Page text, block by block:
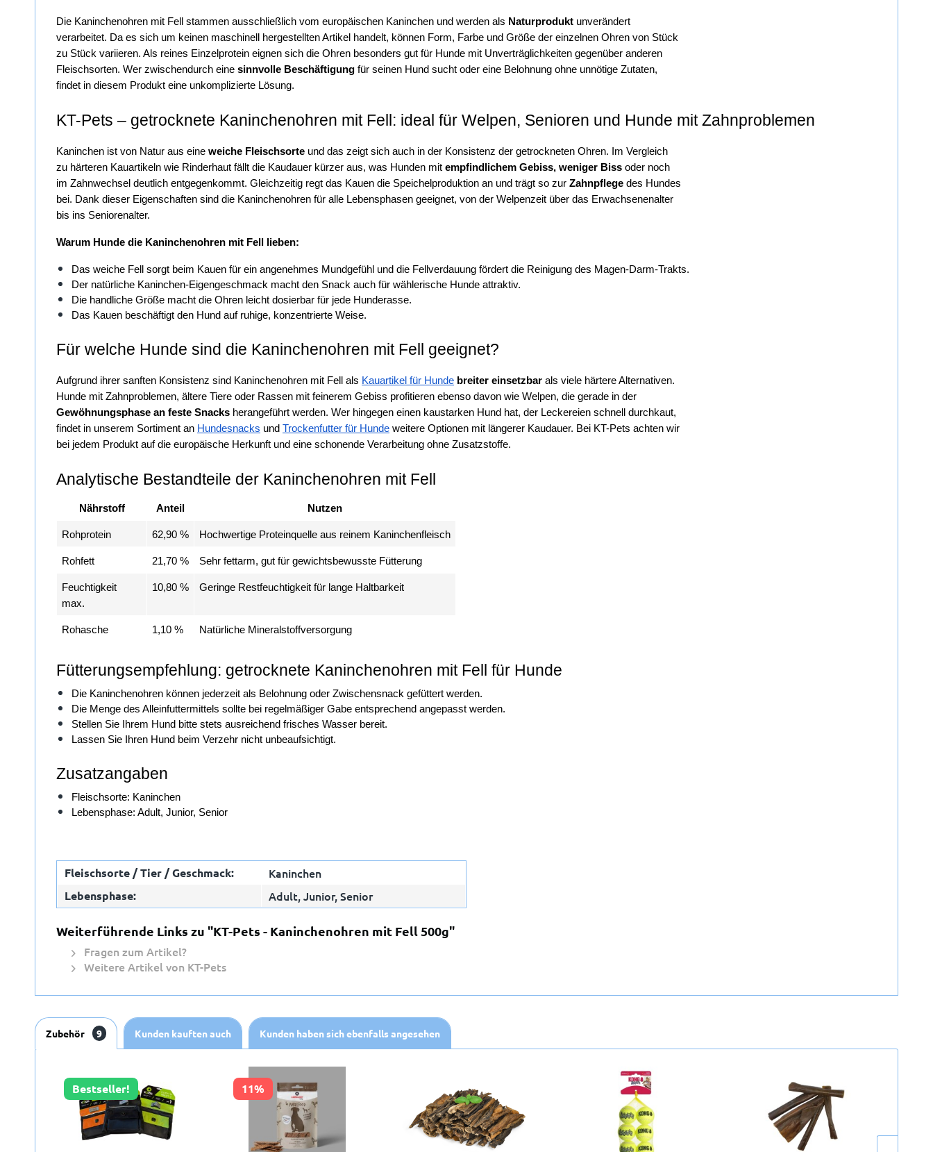
Die Kaninchenohren mit Fell stammen ausschließlich vom europäischen Kaninchen und werden als Naturprodukt unverändert
verarbeitet. Da es sich um keinen maschinell hergestellten Artikel handelt, können Form, Farbe und Größe der einzelnen Ohren von Stück
zu Stück variieren. Als reines Einzelprotein eignen sich die Ohren besonders gut für Hunde mit Unverträglichkeiten gegenüber anderen
Fleischsorten. Wer zwischendurch eine sinnvolle Beschäftigung für seinen Hund sucht oder eine Belohnung ohne unnötige Zutaten,
findet in diesem Produkt eine unkomplizierte Lösung.
KT-Pets – getrocknete Kaninchenohren mit Fell: ideal für Welpen, Senioren und Hunde mit Zahnproblemen
Kaninchen ist von Natur aus eine weiche Fleischsorte und das zeigt sich auch in der Konsistenz der getrockneten Ohren. Im Vergleich
zu härteren Kauartikeln wie Rinderhaut fällt die Kaudauer kürzer aus, was Hunden mit empfindlichem Gebiss, weniger Biss oder noch
im Zahnwechsel deutlich entgegenkommt. Gleichzeitig regt das Kauen die Speichelproduktion an und trägt so zur Zahnpflege des Hundes
bei. Dank dieser Eigenschaften sind die Kaninchenohren für alle Lebensphasen geeignet, von der Welpenzeit über das Erwachsenenalter
bis ins Seniorenalter.
Warum Hunde die Kaninchenohren mit Fell lieben:
Das weiche Fell sorgt beim Kauen für ein angenehmes Mundgefühl und die Fellverdauung fördert die Reinigung des Magen-Darm-Trakts.
Der natürliche Kaninchen-Eigengeschmack macht den Snack auch für wählerische Hunde attraktiv.
Die handliche Größe macht die Ohren leicht dosierbar für jede Hunderasse.
Das Kauen beschäftigt den Hund auf ruhige, konzentrierte Weise.
Für welche Hunde sind die Kaninchenohren mit Fell geeignet?
Aufgrund ihrer sanften Konsistenz sind Kaninchenohren mit Fell als Kauartikel für Hunde breiter einsetzbar als viele härtere Alternativen.
Gewöhnungsphase an feste Snacks herangeführt werden. Wer hingegen einen kaustarken Hund hat, der Leckereien schnell durchkaut,
findet in unserem Sortiment an Hundesnacks und Trockenfutter für Hunde weitere Optionen mit längerer Kaudauer. Bei KT-Pets achten wir
bei jedem Produkt auf die europäische Herkunft und eine schonende Verarbeitung ohne Zusatzstoffe.
Analytische Bestandteile der Kaninchenohren mit Fell
Nährstoff Anteil Nutzen
Rohprotein 62,90 % Hochwertige Proteinquelle aus reinem Kaninchenfleisch
Rohfett 21,70 % Sehr fettarm, gut für gewichtsbewusste Fütterung
Feuchtigkeit
max.
10,80 % Geringe Restfeuchtigkeit für lange Haltbarkeit
Rohasche 1,10 % Natürliche Mineralstoffversorgung
Fütterungsempfehlung: getrocknete Kaninchenohren mit Fell für Hunde
Die Kaninchenohren können jederzeit als Belohnung oder Zwischensnack gefüttert werden.
Die Menge des Alleinfuttermittels sollte bei regelmäßiger Gabe entsprechend angepasst werden.
Stellen Sie Ihrem Hund bitte stets ausreichend frisches Wasser bereit.
Lassen Sie Ihren Hund beim Verzehr nicht unbeaufsichtigt.
Zusatzangaben
Fleischsorte: Kaninchen
Lebensphase: Adult, Junior, Senior
Fleischsorte / Tier / Geschmack: Kaninchen
Lebensphase: Adult, Junior, Senior
Weiterführende Links zu "KT-Pets - Kaninchenohren mit Fell 500g"
Fragen zum Artikel?
Weitere Artikel von KT-Pets
Zubehör 9 Kunden kauften auch Kunden haben sich ebenfalls angesehen
Bestseller! 11%
X
E-Mail